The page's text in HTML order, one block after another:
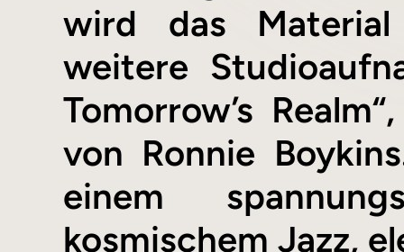
wird das
weitere
Tomorrow’s
von Ronnie
einem
kosmischem Jazz,